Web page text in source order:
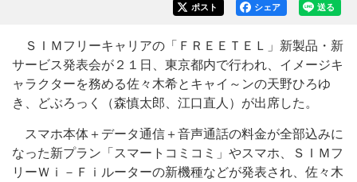
送る
シェア
ポスト
ＳＩＭフリーキャリアの「ＦＲＥＥＴＥＬ」新製品・新
サービス発表会が２１日、東京都内で行われ、イメージキ
ャラクターを務める佐々木希とキャイ～ンの天野ひろゆ
き、どぶろっく（森慎太郎、江口直人）が出席した。
スマホ本体＋データ通信＋音声通話の料金が全部込みに
なった新プラン「スマートコミコミ」やスマホ、ＳＩＭフ
リーＷｉ－Ｆｉルーターの新機種などが発表され、佐々木